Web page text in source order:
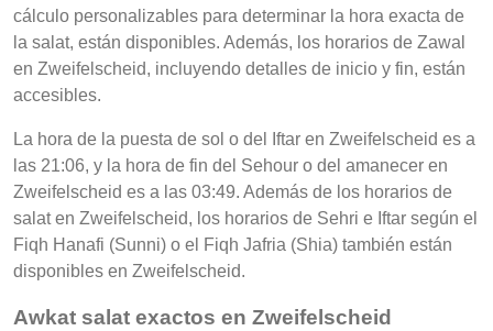
cálculo personalizables para determinar la hora exacta de
la salat, están disponibles. Además, los horarios de Zawal
en Zweifelscheid, incluyendo detalles de inicio y fin, están
accesibles.
La hora de la puesta de sol o del Iftar en Zweifelscheid es a
las 21:06, y la hora de fin del Sehour o del amanecer en
Zweifelscheid es a las 03:49. Además de los horarios de
salat en Zweifelscheid, los horarios de Sehri e Iftar según el
Fiqh Hanafi (Sunni) o el Fiqh Jafria (Shia) también están
disponibles en Zweifelscheid.
Awkat salat exactos en Zweifelscheid